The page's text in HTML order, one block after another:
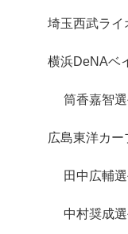
埼玉西武ライ
横浜DeNAベ
筒香嘉智
広島東洋カー
田中広輔
中村奨成